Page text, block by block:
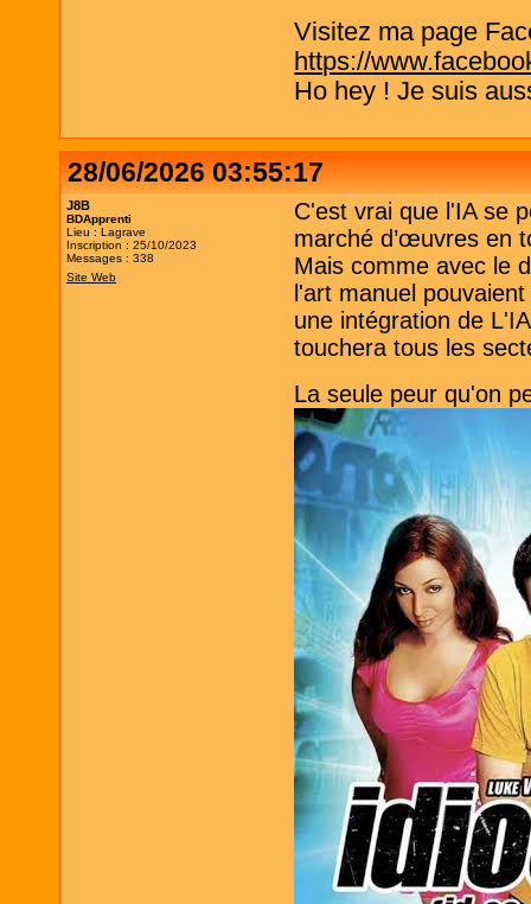
Visitez ma page
https://
Ho hey ! Je suis
28/06/2026 03:55:17
J8B
BDApprenti
Lieu : Lagrave
Inscription : 25/10/2023
Messages : 338
Site Web
C'est vrai que l'IA se
marché d’œuvres en
Mais comme avec le
l'art manuel
une intégration de
touchera tous les
La seule peur qu'on